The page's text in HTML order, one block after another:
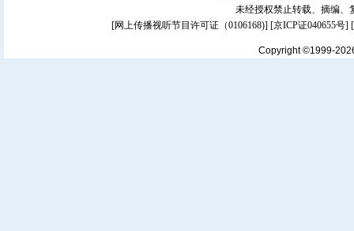
未经授权禁止转载、摘编、
[网上传播视听节目许可证（0106168)] [京ICP证040655号]
Copyright ©1999-